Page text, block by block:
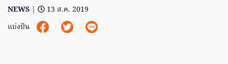
NEWS |
13 ส.ค. 2019
แบ่งปัน